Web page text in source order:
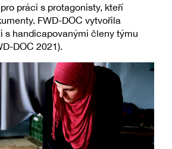
práci s protagonisty, kteří
FWD-DOC vytvořila
s handicapovanými členy týmu
DOC 2021).